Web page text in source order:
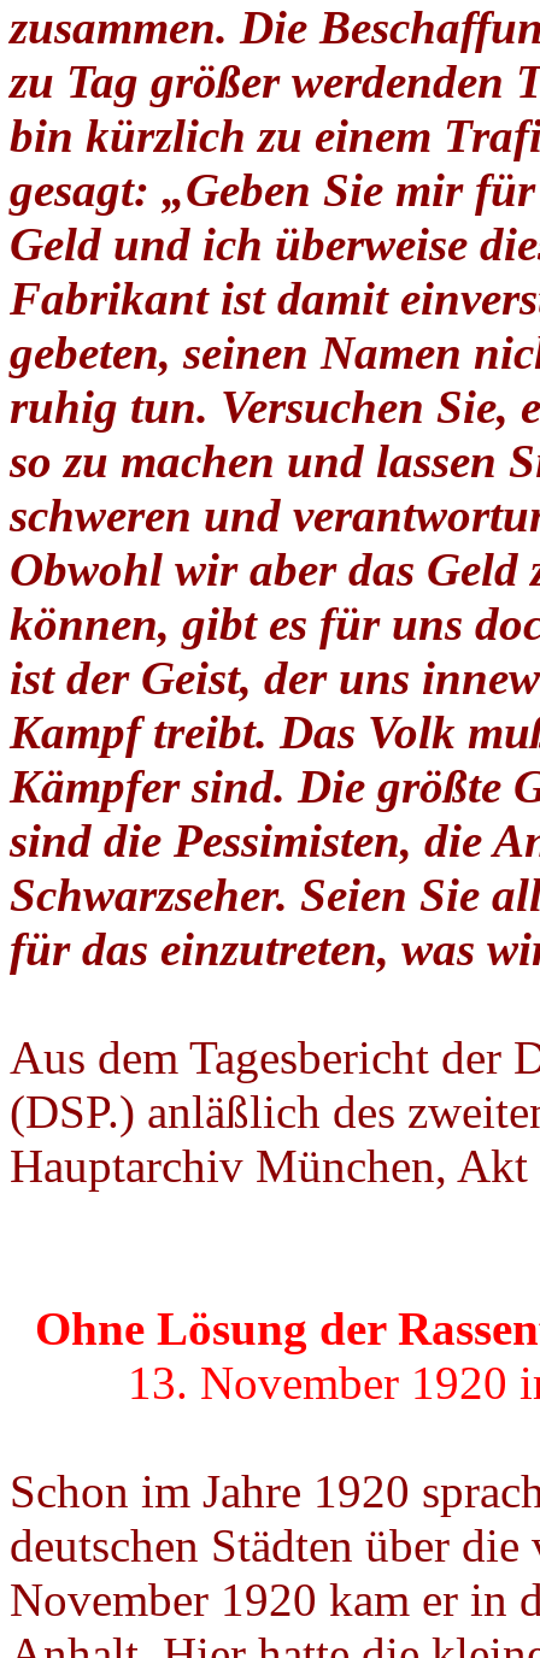
zusammen. Die
zu Tag größer werdenden
bin kürzlich zu einem
gesagt: „Geben Sie mir
Geld und ich überweise
Fabrikant ist damit
gebeten, seinen Namen
ruhig tun. Versuchen Sie,
so zu machen und lassen
schweren und
Obwohl wir aber das
können, gibt es für uns
ist der Geist, der uns
Kampf treibt. Das Volk
Kämpfer sind. Die größte
sind die Pessimisten, die
Schwarzseher. Seien Sie
für das einzutreten, was
Aus dem Tagesbericht der
(DSP.) anläßlich des
Hauptarchiv München, Akt
Ohne Lösung der
13. November 1920
Schon im Jahre 1920
deutschen Städten über
November 1920 kam er in